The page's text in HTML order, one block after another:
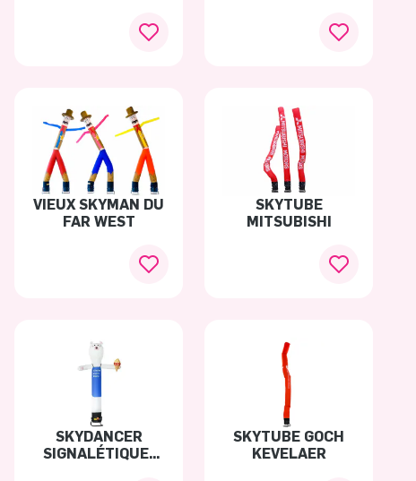
VIEUX SKYMAN DU
FAR WEST
SKYTUBE
MITSUBISHI
SKYDANCER
SIGNALÉTIQUE-
SKYTUBE GOCH
KEVELAER